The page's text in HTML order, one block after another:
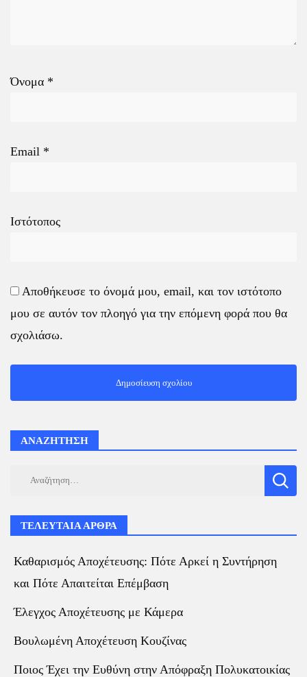
Όνομα *
Email *
Ιστότοπος
Αποθήκευσε το όνομά μου, email, και τον ιστότοπο
μου σε αυτόν τον πλοηγό για την επόμενη φορά που θα
σχολιάσω.
ΑΝΑΖΗΤΗΣΗ
ΤΕΛΕΥΤΑΙΑ ΑΡΘΡΑ
Καθαρισμός Αποχέτευσης: Πότε Αρκεί η Συντήρηση
και Πότε Απαιτείται Επέμβαση
Έλεγχος Αποχέτευσης με Κάμερα
Βουλωμένη Αποχέτευση Κουζίνας
Ποιος Έχει την Ευθύνη στην Απόφραξη Πολυκατοικίας